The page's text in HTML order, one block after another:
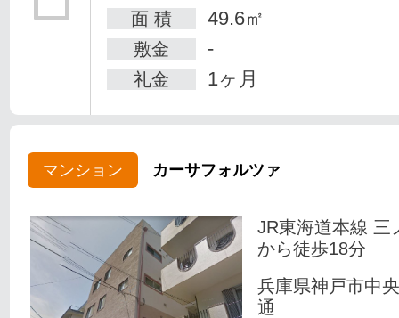
面 積 49.6㎡
敷金 -
礼金 1ヶ月
マンション カーサフォルツァ
JR東海道本線 三
から徒歩18分
兵庫県神戸市中
通